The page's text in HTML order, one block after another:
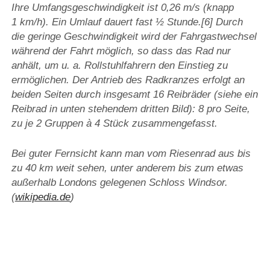
Ihre Umfangsgeschwindigkeit ist 0,26 m/s (knapp
1 km/h). Ein Umlauf dauert fast ½ Stunde.[6] Durch
die geringe Geschwindigkeit wird der Fahrgastwechsel
während der Fahrt möglich, so dass das Rad nur
anhält, um u. a. Rollstuhlfahrern den Einstieg zu
ermöglichen. Der Antrieb des Radkranzes erfolgt an
beiden Seiten durch insgesamt 16 Reibräder (siehe ein
Reibrad in unten stehendem dritten Bild): 8 pro Seite,
zu je 2 Gruppen à 4 Stück zusammengefasst.
Bei guter Fernsicht kann man vom Riesenrad aus bis
zu 40 km weit sehen, unter anderem bis zum etwas
außerhalb Londons gelegenen Schloss Windsor.
(wikipedia.de)